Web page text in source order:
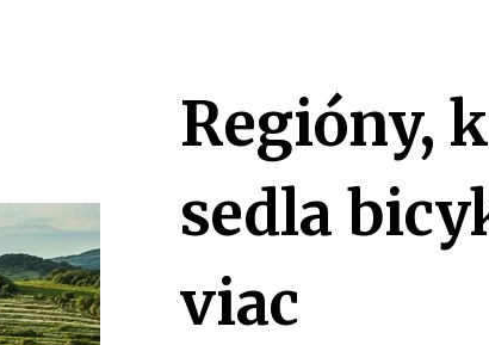
Regióny,
sedla
viac